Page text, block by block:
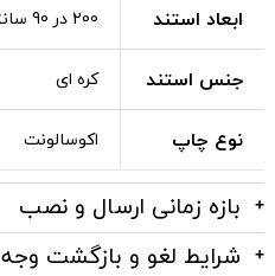
ابعاد استند 200 در 90 سانتی متر
جنس استند کره ای
نوع چاپ اکوسالونت
بازه زمانی ارسال و نصب
شرایط لغو و بازگشت وجه